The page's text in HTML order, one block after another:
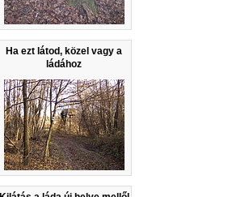
Ha ezt látod, közel vagy a
ládához